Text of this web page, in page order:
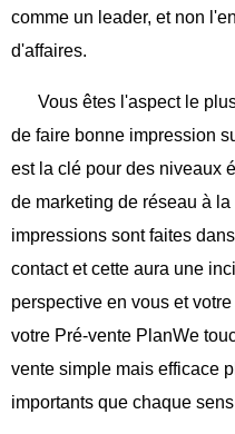
comme un leader, et non
d'affaires.
Vous êtes l'aspect le
de faire bonne impression
est la clé pour des niveaux
de marketing de réseau à
impressions sont faites
contact et cette aura une
perspective en vous et
votre Pré-vente PlanWe
vente simple mais efficace
importants que chaque